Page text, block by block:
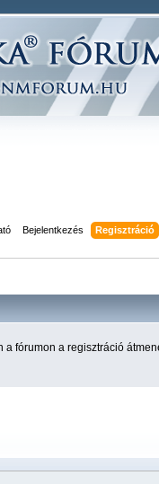
Bejelentkezés Regisztráció
a fórumon a regisztráció